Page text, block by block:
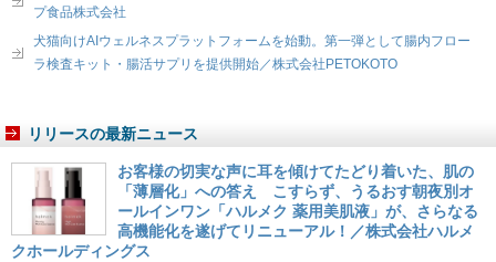
プ食品株式会社
犬猫向けAIウェルネスプラットフォームを始動。第一弾として腸内フロー
ラ検査キット・腸活サプリを提供開始／株式会社PETOKOTO
リリースの最新ニュース
お客様の切実な声に耳を傾けてたどり着いた、肌の
「薄層化」への答え こすらず、うるおす朝夜別オ
ールインワン「ハルメク 薬用美肌液」が、さらなる
高機能化を遂げてリニューアル！／株式会社ハルメ
クホールディングス